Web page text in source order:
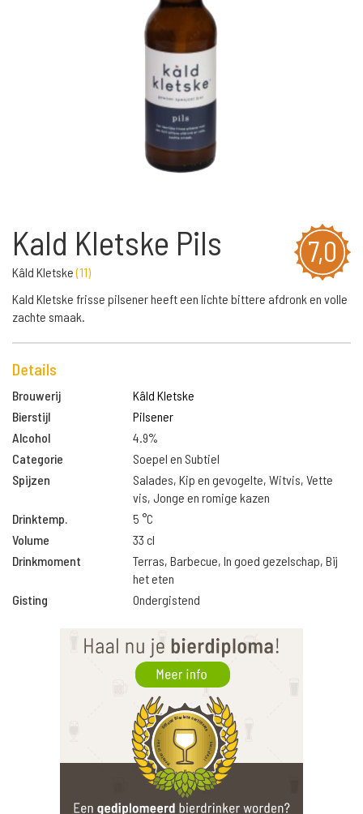
7,0
Kald Kletske Pils
Kâld Kletske(11)
Kald Kletske frisse pilsener heeft een lichte bittere afdronk en volle
zachte smaak.
Details
Brouwerij
Kâld Kletske
Bierstijl
Pilsener
Alcohol
4.9%
Categorie
Soepel en Subtiel
Spijzen
Salades, Kip en gevogelte, Witvis, Vette
vis, Jonge en romige kazen
Drinktemp.
5 °C
Volume
33 cl
Drinkmoment
Terras, Barbecue, In goed gezelschap, Bij
het eten
Gisting
Ondergistend